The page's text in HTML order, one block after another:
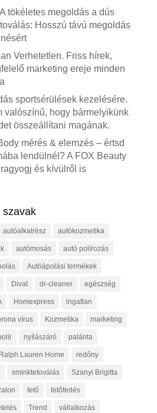
tökéletes megoldás a dús
Hosszú távú megoldás
Verhetetlen. Friss hírek,
marketing ereje minden
sportsérülések kezelésére.
valószínű, hogy bármelyikünk
összeállítani magának.
mérés & elemzés – értsd
lendülnél? A FOX Beauty
és kívülről is
szavak
autóalkatrész autókozmetika
autómosás autó polírozás
Autóápolási termékek
Divat dr-cleaner egészség
Homexpress ingatlan
vírus Kozmetika marketing
nyílászáró palánta
Ralph Lauren Home redőny
sminktetoválás Szanyi Brigitta
tető tetőfedés
Trend vállalkozás